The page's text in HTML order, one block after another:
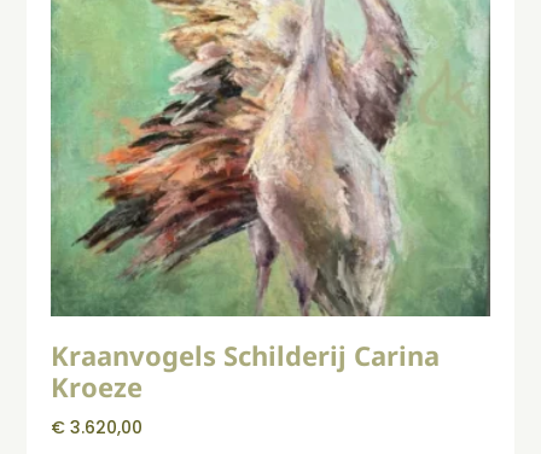
Kraanvogels Schilderij Carina
Kroeze
€ 3.620,00